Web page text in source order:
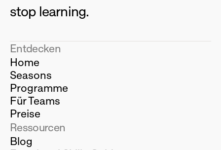
stop learning.
Entdecken
Home
Seasons
Programme
Für Teams
Preise
Ressourcen
Blog